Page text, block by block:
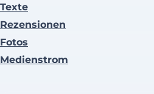
Texte
Rezensionen
Fotos
Medienstrom